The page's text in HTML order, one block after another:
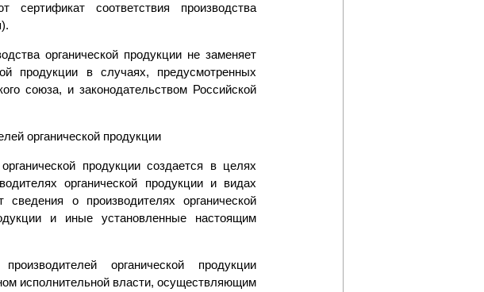
сертификат соответствия производства
органической продукции не заменяет
продукции в случаях, предусмотренных
союза, и законодательством Российской
органической продукции
продукции создается в целях
органической продукции и видах
о производителях органической
и иные установленные настоящим
органической продукции
исполнительной власти, осуществляющим